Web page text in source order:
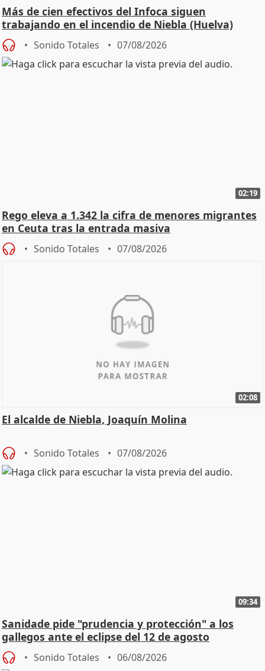
Más de cien efectivos del Infoca siguen
trabajando en el incendio de Niebla (Huelva)
Sonido Totales 07/08/2026
02:19
Rego eleva a 1.342 la cifra de menores migrantes
en Ceuta tras la entrada masiva
Sonido Totales 07/08/2026
02:08
El alcalde de Niebla, Joaquín Molina
Sonido Totales 07/08/2026
09:34
Sanidade pide "prudencia y protección" a los
gallegos ante el eclipse del 12 de agosto
Sonido Totales 06/08/2026